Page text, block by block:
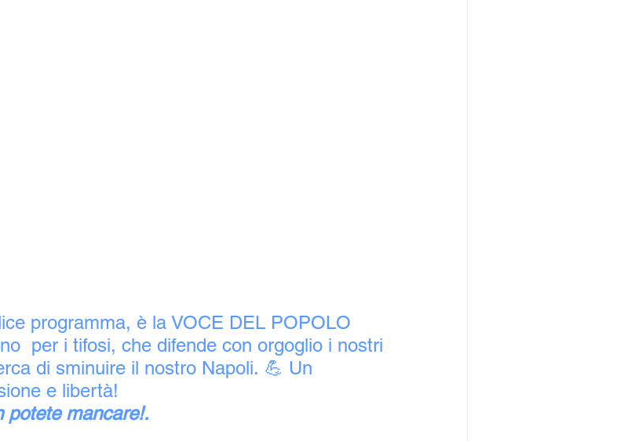
programma, è la VOCE DEL POPOLO
per i tifosi, che difende con orgoglio i nostri
di sminuire il nostro Napoli. 💪 Un
e libertà!
potete mancare!.